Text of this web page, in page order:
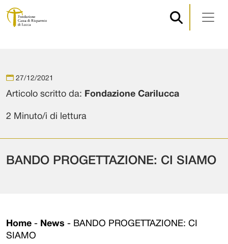
Navigazione principale
27/12/2021
Articolo scritto da: Fondazione Carilucca
2 Minuto/i di lettura
BANDO PROGETTAZIONE: CI SIAMO
Home - News - BANDO PROGETTAZIONE: CI
SIAMO